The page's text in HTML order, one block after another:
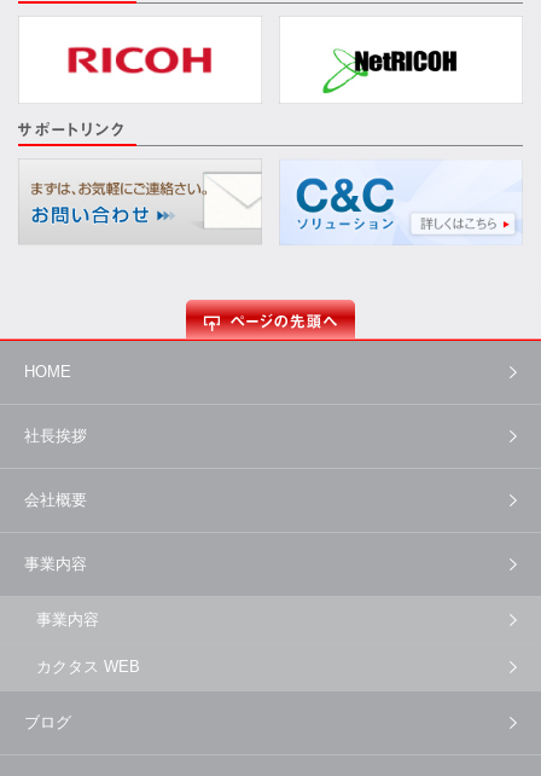
HOME
社長挨拶
会社概要
事業内容
事業内容
カクタス WEB
ブログ